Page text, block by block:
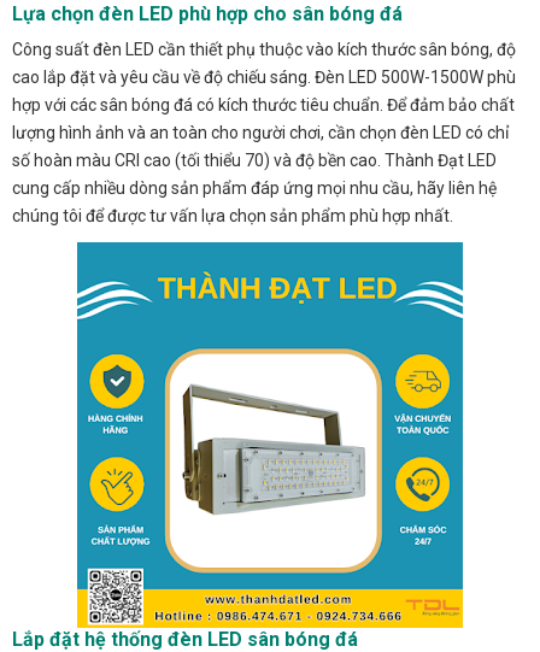
Lựa chọn đèn LED phù hợp cho sân bóng đá
Công suất đèn LED cần thiết phụ thuộc vào kích thước sân bóng, độ
cao lắp đặt và yêu cầu về độ chiếu sáng. Đèn LED 500W-1500W phù
hợp với các sân bóng đá có kích thước tiêu chuẩn. Để đảm bảo chất
lượng hình ảnh và an toàn cho người chơi, cần chọn đèn LED có chỉ
số hoàn màu CRI cao (tối thiểu 70) và độ bền cao. Thành Đạt LED
cung cấp nhiều dòng sản phẩm đáp ứng mọi nhu cầu, hãy liên hệ
chúng tôi để được tư vấn lựa chọn sản phẩm phù hợp nhất.
Lắp đặt hệ thống đèn LED sân bóng đá